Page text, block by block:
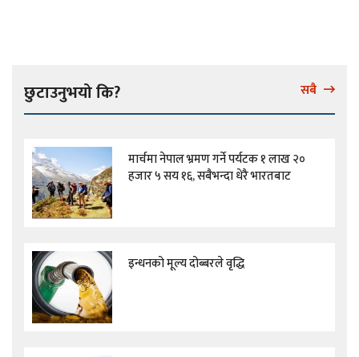
छुटाउनुभयो कि? सबै
मार्चमा नेपाल भ्रमण गर्ने पर्यटक १ लाख २०
हजार ५ सय १६, सबैभन्दा धेरै भारतबाट
इन्धनको मूल्य दोब्बरले वृद्धि